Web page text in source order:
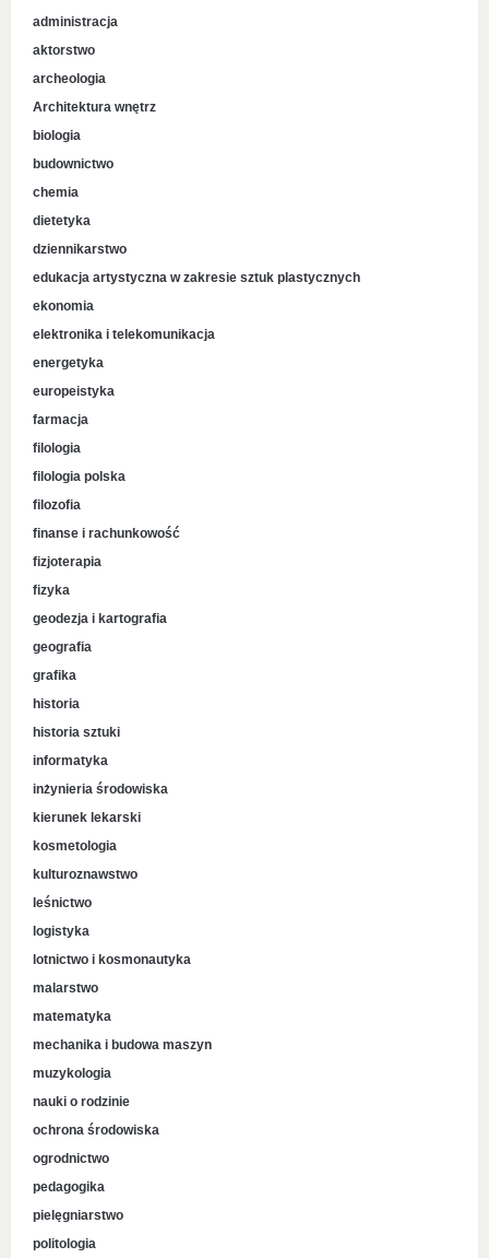
administracja
aktorstwo
archeologia
Architektura wnętrz
biologia
budownictwo
chemia
dietetyka
dziennikarstwo
edukacja artystyczna w zakresie sztuk plastycznych
ekonomia
elektronika i telekomunikacja
energetyka
europeistyka
farmacja
filologia
filologia polska
filozofia
finanse i rachunkowość
fizjoterapia
fizyka
geodezja i kartografia
geografia
grafika
historia
historia sztuki
informatyka
inżynieria środowiska
kierunek lekarski
kosmetologia
kulturoznawstwo
leśnictwo
logistyka
lotnictwo i kosmonautyka
malarstwo
matematyka
mechanika i budowa maszyn
muzykologia
nauki o rodzinie
ochrona środowiska
ogrodnictwo
pedagogika
pielęgniarstwo
politologia